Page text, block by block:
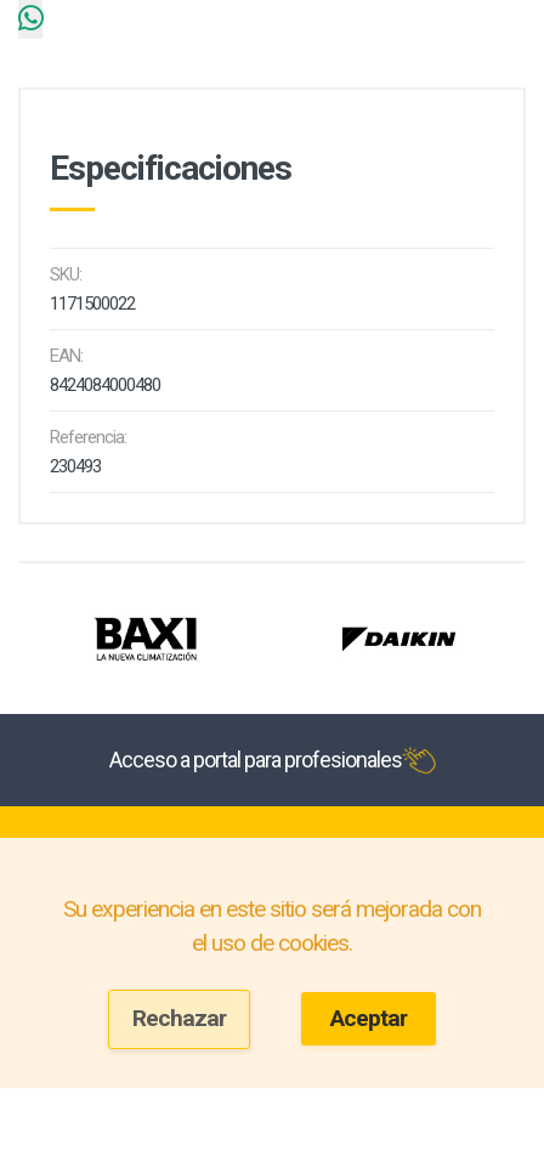
Especificaciones
SKU:
1171500022
EAN:
8424084000480
Referencia:
230493
Acceso a portal para profesionales
Su experiencia en este sitio será mejorada con
el uso de cookies.
Rechazar Aceptar